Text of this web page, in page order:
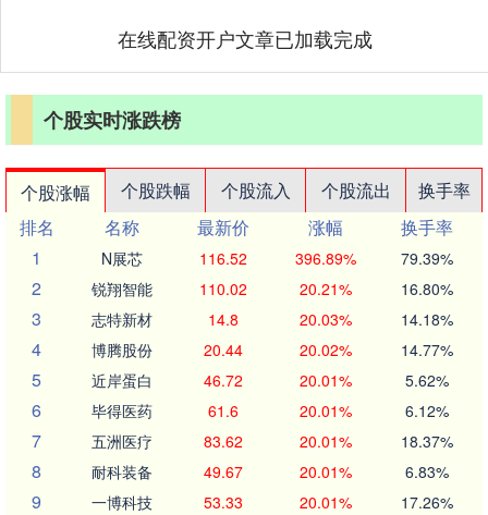
在线配资开户文章已加载完成
个股实时涨跌榜
个股涨幅 个股跌幅 个股流入 个股流出
换手率
排名
名称 最新价 涨幅
换手率
1
N展芯 116.52 396.89% 79.39%
2 锐翔智能 110.02 20.21% 16.80%
3 志特新材 14.8 20.03% 14.18%
4 博腾股份 20.44 20.02% 14.77%
5 近岸蛋白 46.72 20.01% 5.62%
6 毕得医药 61.6 20.01% 6.12%
7 五洲医疗 83.62 20.01% 18.37%
8 耐科装备 49.67 20.01% 6.83%
9 一博科技 53.33 20.01% 17.26%